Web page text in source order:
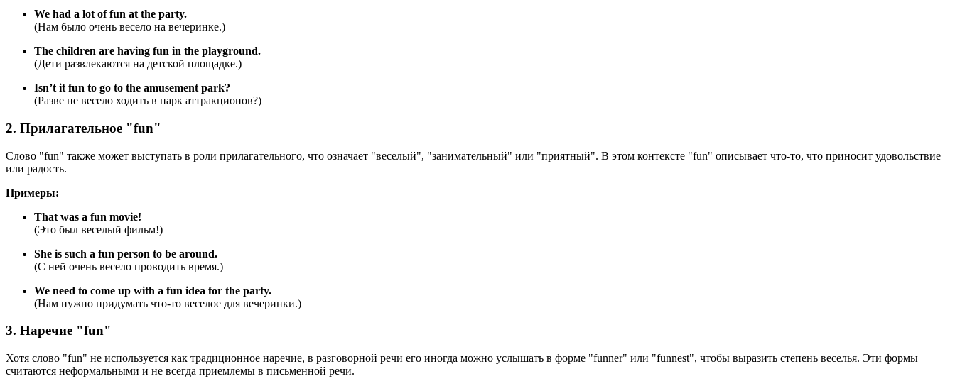
We had a lot of fun at the party.
(Нам было очень весело на вечеринке.)
The children are having fun in the playground.
(Дети развлекаются на детской площадке.)
Isn’t it fun to go to the amusement park?
(Разве не весело ходить в парк аттракционов?)
2. Прилагательное "fun"
Слово "fun" также может выступать в роли прилагательного, что означает "веселый", "занимательный" или "приятный". В этом контексте "fun" описывает что-то, что приносит удовольствие
или радость.
Примеры:
That was a fun movie!
(Это был веселый фильм!)
She is such a fun person to be around.
(С ней очень весело проводить время.)
We need to come up with a fun idea for the party.
(Нам нужно придумать что-то веселое для вечеринки.)
3. Наречие "fun"
Хотя слово "fun" не используется как традиционное наречие, в разговорной речи его иногда можно услышать в форме "funner" или "funnest", чтобы выразить степень веселья. Эти формы
считаются неформальными и не всегда приемлемы в письменной речи.